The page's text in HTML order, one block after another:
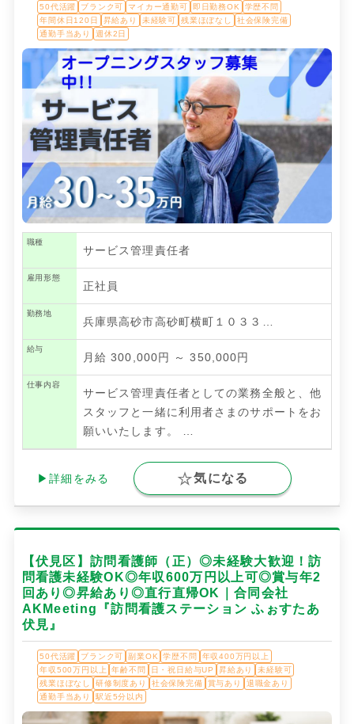
50代活躍 ブランク可 マイカー通勤可 即日勤務OK
学歴不問
年間休日120日
昇給あり 未経験可 残業ほぼなし
社会保険完備
通勤手当あり
週休2日
職種
サービス管理責任者
雇用形態
正社員
勤務地
兵庫県高砂市高砂町横町１０３３…
給与
月給 300,000円 ～ 350,000円
仕事内容
サービス管理責任者としての業務全般と、他
スタッフと一緒に利用者さまのサポートをお
願いいたします。
▶詳細をみる 気になる
【伏見区】訪問看護師（正）◎未経験大歓迎！訪
問看護未経験OK◎年収600万円以上可◎賞与年2
回あり◎昇給あり◎直行直帰OK｜合同会社
AKMeeting『訪問看護ステーション ふぉすたあ
伏見』
50代活躍 ブランク可 副業OK 学歴不問
年収400万円以上
年収500万円以上
年齢不問 日・祝日給与UP 昇給あり
未経験可
残業ほぼなし
研修制度あり 社会保険完備 賞与あり
退職金あり
通勤手当あり
駅近5分以内